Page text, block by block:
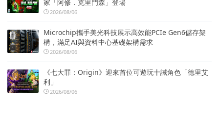
家「阿修．克里門森」登場
2026/08/06
Microchip攜手美光科技展示高效能PCIe Gen6儲存架
構，滿足AI與資料中心基礎架構需求
2026/08/06
《七大罪：Origin》迎來首位可遊玩十誡角色「德里艾
利」
2026/08/06